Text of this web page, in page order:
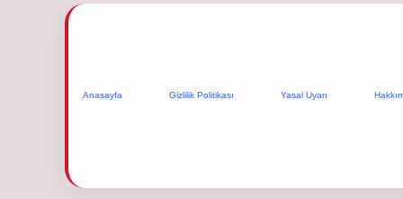
Anasayfa Gizlilik Politikası Yasal Uyarı